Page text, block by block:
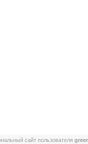
сайт пользователя